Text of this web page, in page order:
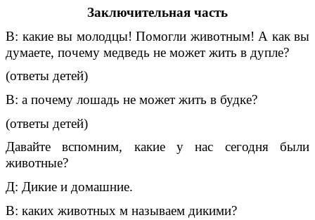
Заключительная часть
В: какие вы молодцы! Помогли животным! А как вы
думаете, почему медведь не может жить в дупле?
(ответы детей)
В: а почему лошадь не может жить в будке?
(ответы детей)
Давайте вспомним, какие у нас сегодня были
животные?
Д: Дикие и домашние.
В: каких животных м называем дикими?